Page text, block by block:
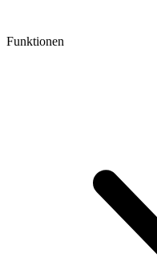
Funktionen